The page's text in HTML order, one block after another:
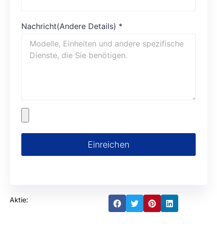
Nachricht(Andere Details) *
Einreichen
Aktie: